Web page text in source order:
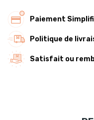
Paiement
Politique de
Satisfait ou